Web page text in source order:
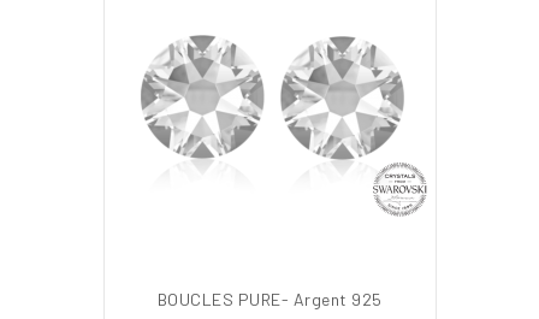
BOUCLES PURE- Argent 925